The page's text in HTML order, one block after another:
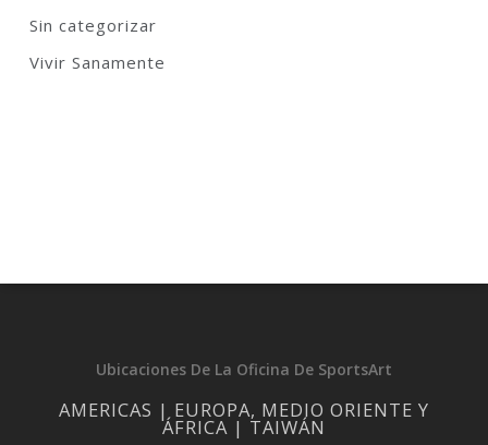
Sin categorizar
Vivir Sanamente
Ubicaciones De La Oficina De SportsArt
AMERICAS | EUROPA, MEDIO ORIENTE Y
ÁFRICA | TAIWÁN